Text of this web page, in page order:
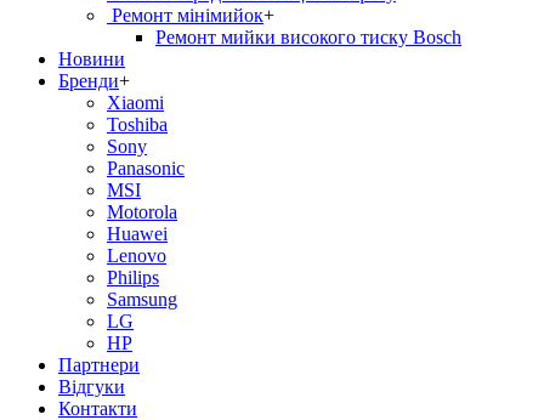
Ремонт мiнiмийок+
Ремонт мийки високого тиску Bosch
Новини
Бренди+
Xiaomi
Toshiba
Sony
Panasonic
MSI
Motorola
Huawei
Lenovo
Philips
Samsung
LG
HP
Партнери
Вiдгуки
Контакти